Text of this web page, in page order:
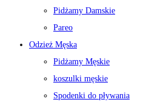
Pidżamy Damskie
Pareo
Odzież Męska
Pidżamy Męskie
koszulki męskie
Spodenki do pływania